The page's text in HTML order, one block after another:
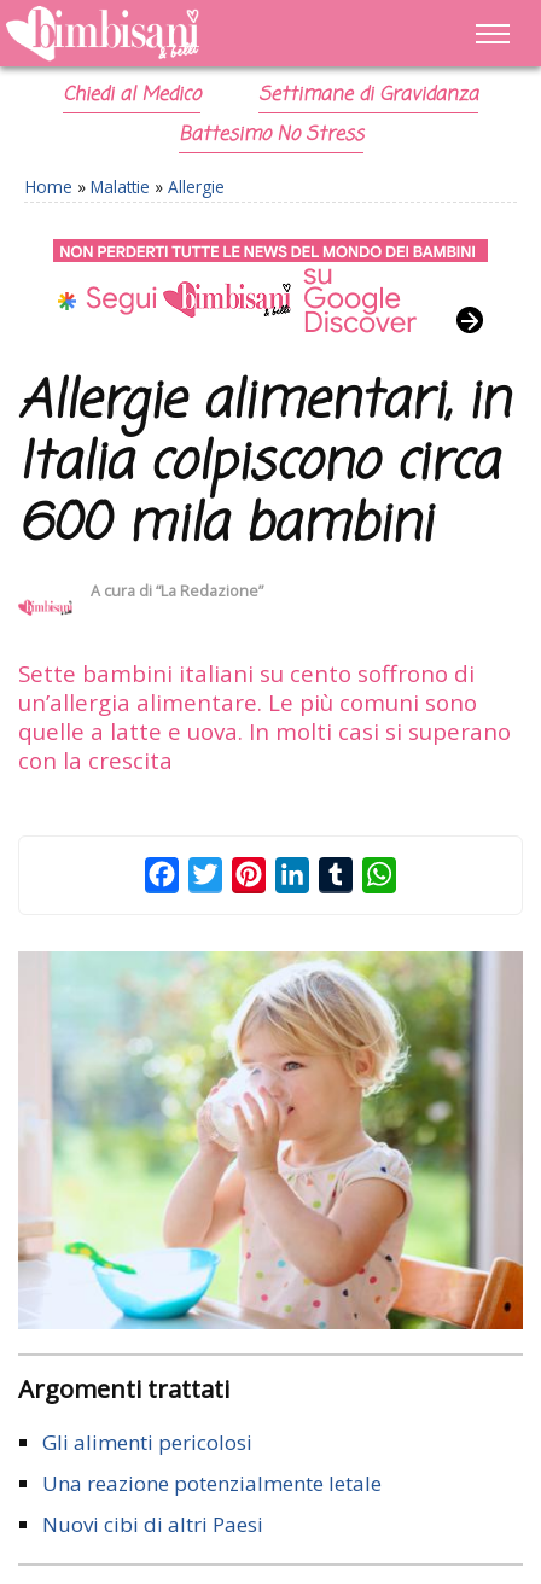
Chiedi al Medico
Settimane di Gravidanza
Battesimo No Stress
Home » Malattie » Allergie
Allergie alimentari, in
Italia colpiscono circa
600 mila bambini
A cura di“La Redazione”
Sette bambini italiani su cento soffrono di
un’allergia alimentare. Le più comuni sono
quelle a latte e uova. In molti casi si superano
con la crescita
FacebookTwitterPinterestLinkedInTumblr
Argomenti trattati
Gli alimenti pericolosi
Una reazione potenzialmente letale
Nuovi cibi di altri Paesi